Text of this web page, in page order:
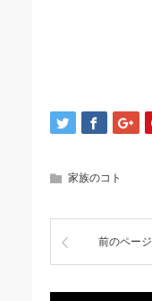
家族のコト
前のページ